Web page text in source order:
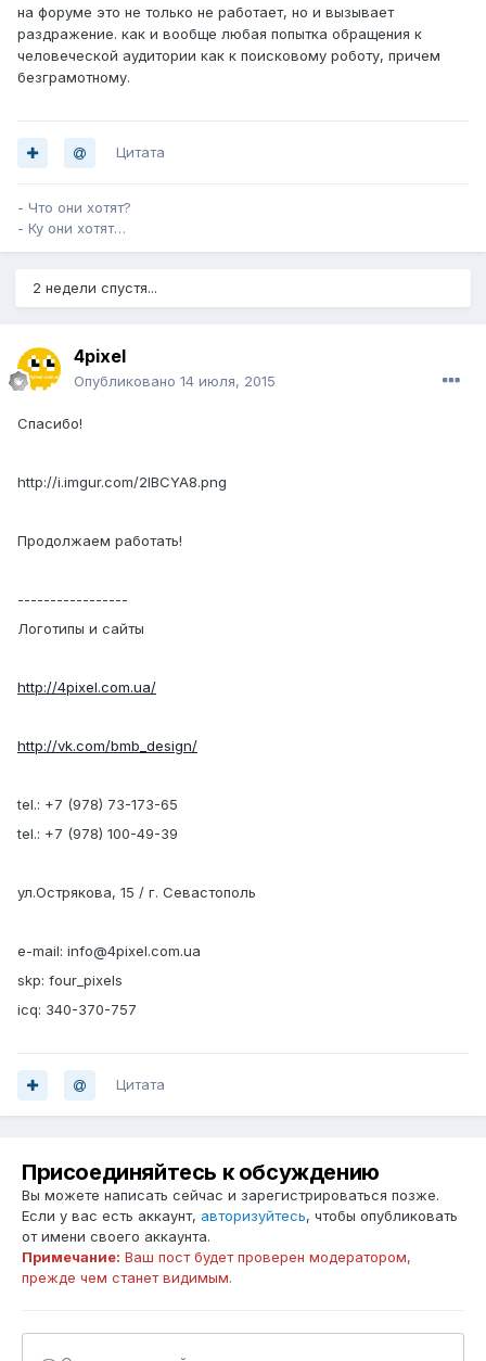
на форуме это не только не работает, но и вызывает
раздражение. как и вообще любая попытка обращения к
человеческой аудитории как к поисковому роботу, причем
безграмотному.
Цитата
- Что они хотят?
- Ку они хотят…
2 недели спустя...
4pixel
Опубликовано 14 июля, 2015
Спасибо!
http://i.imgur.com/2lBCYA8.png
Продолжаем работать!
-----------------
Логотипы и сайты
http://4pixel.com.ua/
http://vk.com/bmb_design/
tel.: +7 (978) 73-173-65
tel.: +7 (978) 100-49-39
ул.Острякова, 15 / г. Севастополь
e-mail: info@4pixel.com.ua
skp: four_pixels
icq: 340-370-757
Цитата
Присоединяйтесь к обсуждению
Вы можете написать сейчас и зарегистрироваться позже.
Если у вас есть аккаунт, авторизуйтесь, чтобы опубликовать
от имени своего аккаунта.
Примечание: Ваш пост будет проверен модератором,
прежде чем станет видимым.